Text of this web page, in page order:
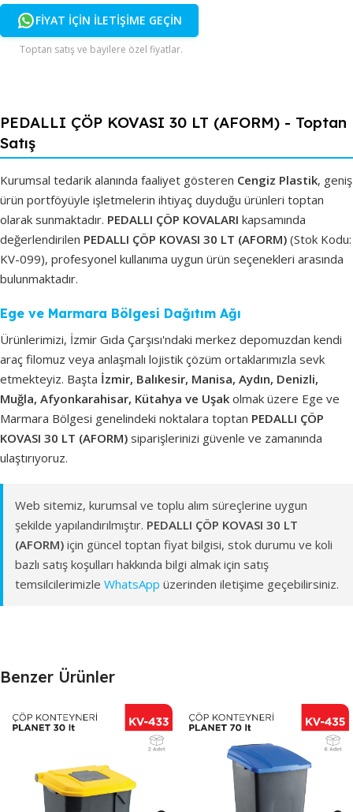
FİYAT İÇİN İLETİŞİME GEÇİN
Toptan satış ve bayilere özel fiyatlar.
PEDALLI ÇÖP KOVASI 30 LT (AFORM) - Toptan
Satış
Kurumsal tedarik alanında faaliyet gösteren Cengiz Plastik, geniş
ürün portföyüyle işletmelerin ihtiyaç duyduğu ürünleri toptan
olarak sunmaktadır. PEDALLI ÇÖP KOVALARI kapsamında
değerlendirilen PEDALLI ÇÖP KOVASI 30 LT (AFORM) (Stok Kodu:
KV-099), profesyonel kullanıma uygun ürün seçenekleri arasında
bulunmaktadır.
Ege ve Marmara Bölgesi Dağıtım Ağı
Ürünlerimizi, İzmir Gıda Çarşısı'ndaki merkez depomuzdan kendi
araç filomuz veya anlaşmalı lojistik çözüm ortaklarımızla sevk
etmekteyiz. Başta İzmir, Balıkesir, Manisa, Aydın, Denizli,
Muğla, Afyonkarahisar, Kütahya ve Uşak olmak üzere Ege ve
Marmara Bölgesi genelindeki noktalara toptan PEDALLI ÇÖP
KOVASI 30 LT (AFORM) siparişlerinizi güvenle ve zamanında
ulaştırıyoruz.
Web sitemiz, kurumsal ve toplu alım süreçlerine uygun
şekilde yapılandırılmıştır. PEDALLI ÇÖP KOVASI 30 LT
(AFORM) için güncel toptan fiyat bilgisi, stok durumu ve koli
bazlı satış koşulları hakkında bilgi almak için satış
temsilcilerimizle WhatsApp üzerinden iletişime geçebilirsiniz.
Benzer Ürünler